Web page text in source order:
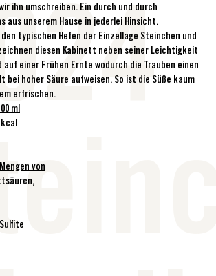
ihn umschreiben. Ein durch und durch
aus unserem Hause in jederlei Hinsicht.
typischen Hefen der Einzellage Steinchen und
diesen Kabinett neben seiner Leichtigkeit
einer Frühen Ernte wodurch die Trauben einen
bei hoher Säure aufweisen. So ist die Süße kaum
erfrischen.
ml
kcal
von
Sulfite